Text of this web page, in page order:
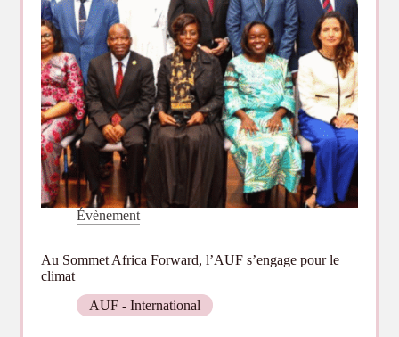
forestiers
Évènement
Au Sommet Africa Forward, l’AUF s’engage pour le
climat
AUF - International